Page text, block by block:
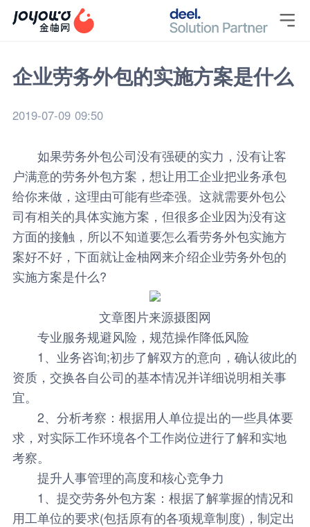

企业劳务外包的实施方案是什么
2019-07-09 09:50
如果劳务外包公司没有强硬的实力，没有让客
户满意的劳务外包方案，想让用工企业把业务承包
给你来做，这理由可能有些牵强。这就需要外包公
司有相关的具体实施方案，但很多企业因为没有这
方面的接触，所以不知道要怎么看劳务外包实施方
案好不好，下面就让金柚网来介绍企业劳务外包的
实施方案是什么?
文章图片来源摄图网
专业服务规避风险，规范操作降低风险
1、业务咨询;初步了解双方的意向，确认彼此的
资质，交换各自公司的基本情况并详细说明相关事
宜。
2、分析考察：根据用人单位提出的一些具体要
求，对实际工作环境各个工作岗位进行了解和实地
考察。
提升人事管理的高度和核心竞争力
1、提交劳务外包方案：根据了解掌握的情况和
用工单位的要求(包括原有的各项规章制度)，制定出